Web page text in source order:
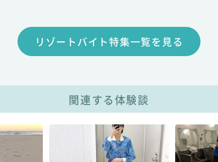
リゾートバイト特集一覧を見る
関連する体験談